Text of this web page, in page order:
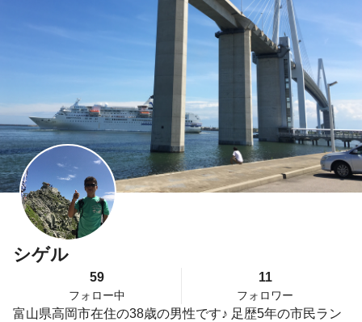
シゲル
59
フォロー中
11
フォロワー
富山県高岡市在住の38歳の男性です♪ 足歴5年の市民ラン